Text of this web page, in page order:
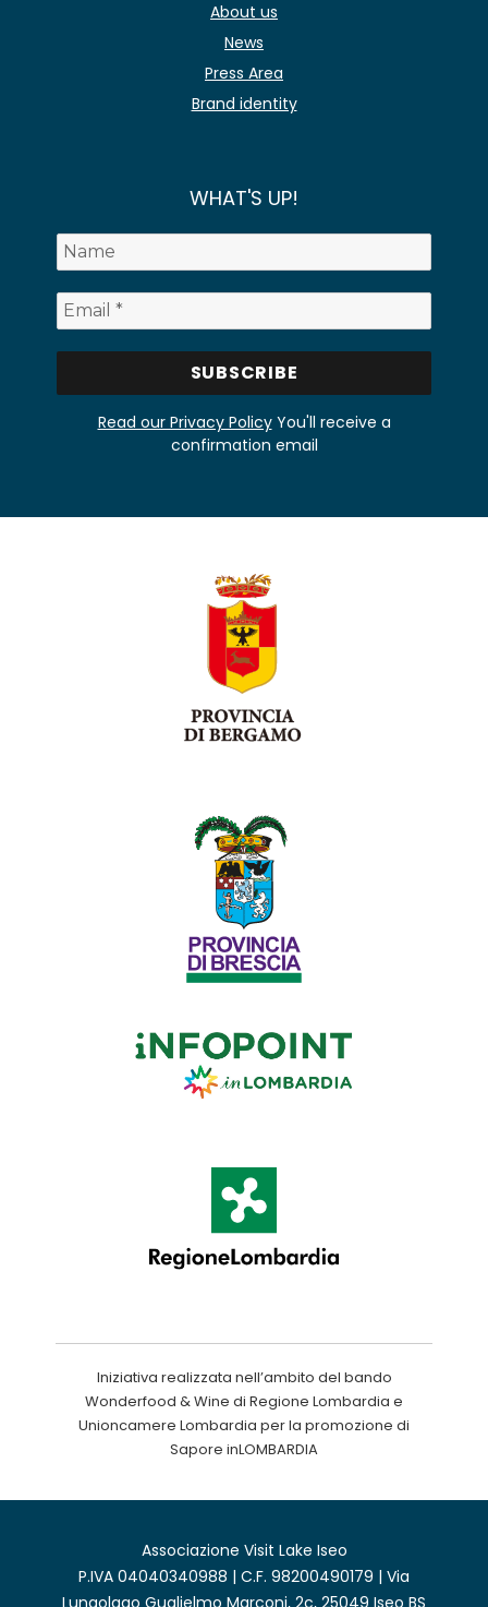
About us
News
Press Area
Brand identity
WHAT'S UP!
Read our Privacy PolicyYou'll receive a
confirmation email
Iniziativa realizzata nell’ambito del bando
Wonderfood & Wine di Regione Lombardia e
Unioncamere Lombardia per la promozione di
Sapore inLOMBARDIA
Associazione Visit Lake Iseo
P.IVA 04040340988 | C.F. 98200490179 | Via
Lungolago Guglielmo Marconi, 2c, 25049 Iseo BS